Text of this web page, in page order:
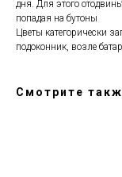
дня. Для этого
попадая на бутоны
Цветы категорически
подоконник, возле
Смотрите